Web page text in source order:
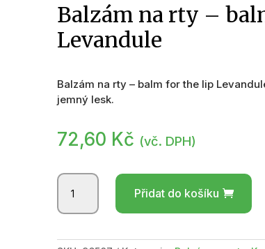
Balzám na rty –
Levandule
Balzám na rty – balm for the lip
jemný lesk.
72,60 Kč (vč. DPH)
Balzám
rty
balm
Přidat do košíku